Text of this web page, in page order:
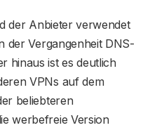
der Anbieter verwendet
der Vergangenheit DNS-
hinaus ist es deutlich
VPNs auf dem
beliebteren
werbefreie Version